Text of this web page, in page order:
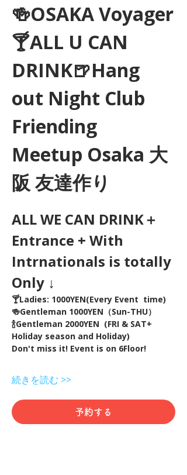
🍻OSAKA Voyager
🍸ALL U CAN
DRINK🍺Hang
out Night Club
Friending
Meetup Osaka 大
阪 友達作り
ALL WE CAN DRINK＋
Entrance + With
Intrnationals is totally
Only ↓
🍸Ladies: 1000YEN(Every Event  time)
🍻Gentleman 1000YEN（Sun-THU）
🍾Gentleman 2000YEN  (FRI & SAT+
Holiday season and Holiday)
Don't miss it! Event is on 6Floor!
続きを読む >>
予約する